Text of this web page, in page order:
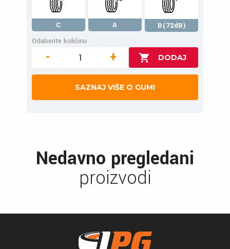
C A
B(72dB)
Odaberite količinu
- +
SAZNAJ VIŠE O GUMI
Nedavno pregledani
proizvodi